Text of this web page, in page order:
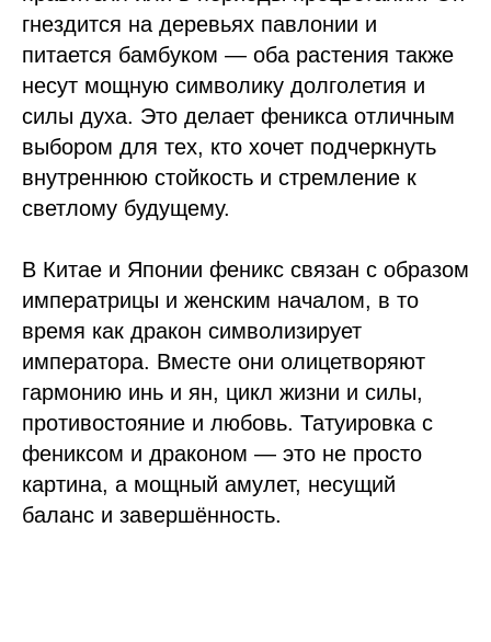
гнездится на деревьях павлонии и
питается бамбуком — оба растения также
несут мощную символику долголетия и
силы духа. Это делает феникса отличным
выбором для тех, кто хочет подчеркнуть
внутреннюю стойкость и стремление к
светлому будущему.
В Китае и Японии феникс связан с образом
императрицы и женским началом, в то
время как дракон символизирует
императора. Вместе они олицетворяют
гармонию инь и ян, цикл жизни и силы,
противостояние и любовь. Татуировка с
фениксом и драконом — это не просто
картина, а мощный амулет, несущий
баланс и завершённость.